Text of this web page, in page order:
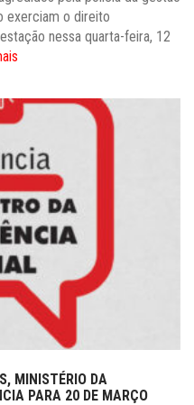
exerciam o direito
nessa quarta-feira, 12
MINISTÉRIO DA
PARA 20 DE MARÇO